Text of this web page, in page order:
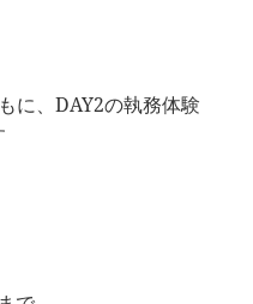
に、DAY2の執務体験